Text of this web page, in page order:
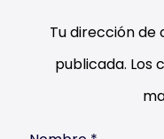
Tu dirección
publicada. Los